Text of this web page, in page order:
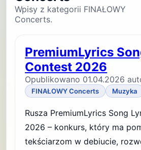
Wpisy z kategorii FINAŁOWY
Concerts.
PremiumLyrics
Contest 2026
Opublikowano 01.04.2026
FINAŁOWY Concerts Muzyka
Rusza PremiumLyrics Song
2026 – konkurs, który ma
tekściarzom w debiucie,